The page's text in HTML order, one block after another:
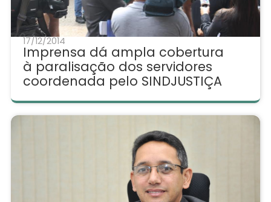
17/12/2014
Imprensa dá ampla cobertura
à paralisação dos servidores
coordenada pelo SINDJUSTIÇA